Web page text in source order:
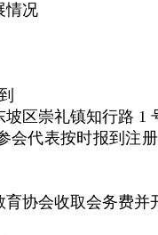
情况
坡区崇礼镇知行路 1
代表按时报到注
协会收取会务费并